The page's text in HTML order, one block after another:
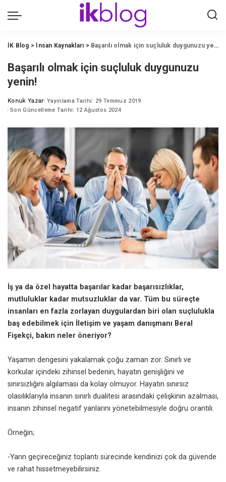
İK Blog > İnsan Kaynakları > Başarılı olmak için suçluluk duygunuzu yenin!
Başarılı olmak için suçluluk duygunuzu
yenin!
Posted
by
Konuk Yazar Yayınlama Tarihi: 29 Temmuz 2019
Son Güncelleme Tarihi: 12 Ağustos 2024
İş ya da özel hayatta başarılar kadar başarısızlıklar,
mutluluklar kadar mutsuzluklar da var. Tüm bu süreçte
insanları en fazla zorlayan duygulardan biri olan suçlulukla
baş edebilmek için İletişim ve yaşam danışmanı Beral
Fişekçi, bakın neler öneriyor?
Yaşamın dengesini yakalamak çoğu zaman zor. Sınırlı ve
korkular içindeki zihinsel bedenin, hayatın genişliğini ve
sınırsızlığını algılaması da kolay olmuyor. Hayatın sınırsız
olasılıklarıyla insanın sınırlı dualitesi arasındaki çelişkinin azalması,
insanın zihinsel negatif yanlarını yönetebilmesiyle doğru orantılı.
Örneğin;
-Yarın geçireceğiniz toplantı sürecinde kendinizi çok da güvende
ve rahat hissetmeyebilirsiniz.